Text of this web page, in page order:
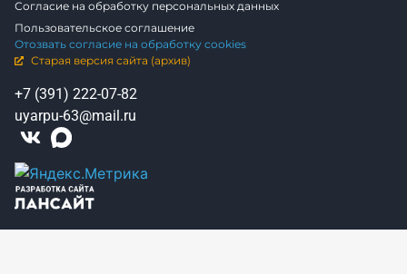
Согласие на обработку персональных данных
Пользовательское соглашение
Отозвать согласие на обработку cookies
Старая версия сайта (архив)
+7 (391) 222-07-82
uyarpu-63@mail.ru